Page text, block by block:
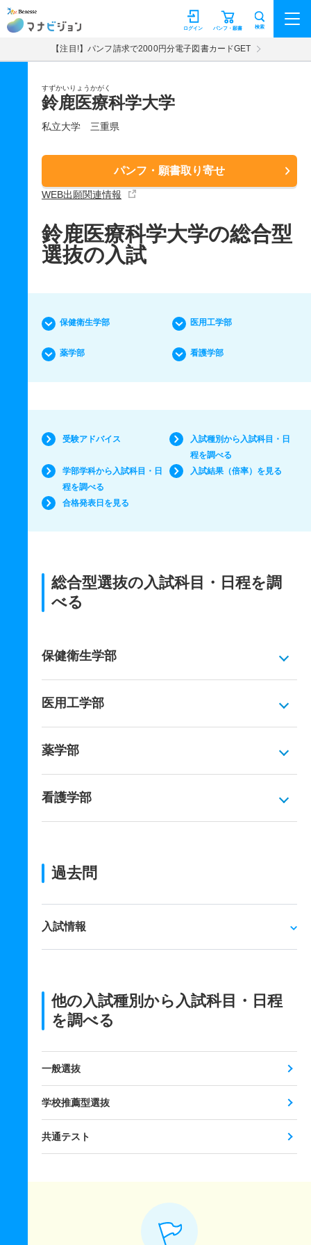
マナビジョン パンフ・願書
ログイン 検索
【注目!】パンフ請求で2000円分電子図書カードGET
すずかいりょうかがく
鈴鹿医療科学大学
私立大学 三重県
パンフ・願書取り寄せ
WEB出願関連情報
鈴鹿医療科学大学の総合型
選抜の入試
保健衛生学部 医用工学部
薬学部 看護学部
受験アドバイス
入試種別から入試科目・日
程を調べる
学部学科から入試科目・日
程を調べる
入試結果（倍率）を見る
合格発表日を見る
総合型選抜の入試科目・日程を調
べる
保健衛生学部
医用工学部
薬学部
看護学部
過去問
入試情報
他の入試種別から入試科目・日程
を調べる
一般選抜
学校推薦型選抜
共通テスト